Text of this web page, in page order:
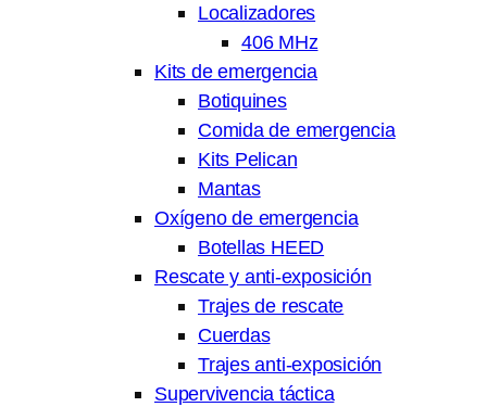
Localizadores
406 MHz
Kits de emergencia
Botiquines
Comida de emergencia
Kits Pelican
Mantas
Oxígeno de emergencia
Botellas HEED
Rescate y anti-exposición
Trajes de rescate
Cuerdas
Trajes anti-exposición
Supervivencia táctica